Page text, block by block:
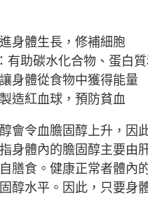
身體生長，修補細胞
有助碳水化合物、蛋白
身體從食物中獲得能量
造紅血球，預防貧血
會令血膽固醇上升，因
身體內的膽固醇主要由
膳食。健康正常者體內
醇水平。因此，只要身